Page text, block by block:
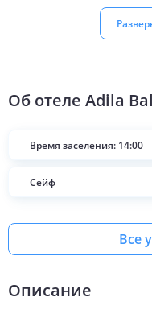
Об отеле Adila
Время заселения: 14:00
Сейф
Все
Описание